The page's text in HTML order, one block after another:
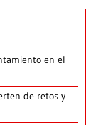
en el
de retos y